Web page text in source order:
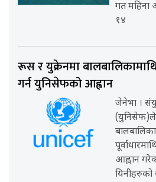
गत महिना
१४
रूस र युक्रेनमा
गर्न युनिसेफको आह्वान
जेनेभा ।
(युनिसेफ)ले
आह्वान
यिनीहरुको